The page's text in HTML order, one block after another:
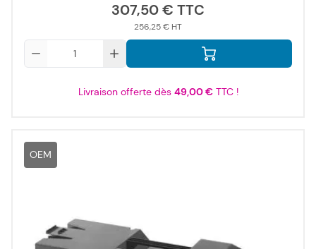
307,50 €
256,25 €
Livraison offerte dès 49,00 €TTC !
OEM